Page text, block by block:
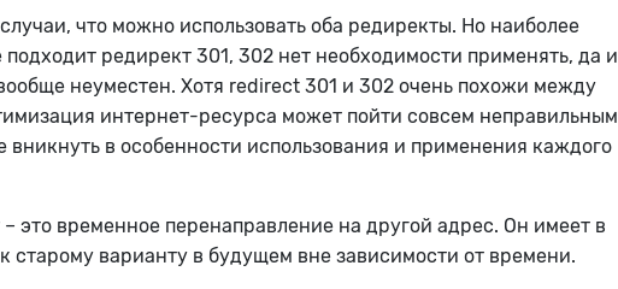
что можно использовать оба редиректы. Но наиболее
подходит редирект 301, 302 нет необходимости применять, да и
неуместен. Хотя redirect 301 и 302 очень похожи между
интернет-ресурса может пойти совсем неправильным
вникнуть в особенности использования и применения каждого
это временное перенаправление на другой адрес. Он имеет в
старому варианту в будущем вне зависимости от времени.